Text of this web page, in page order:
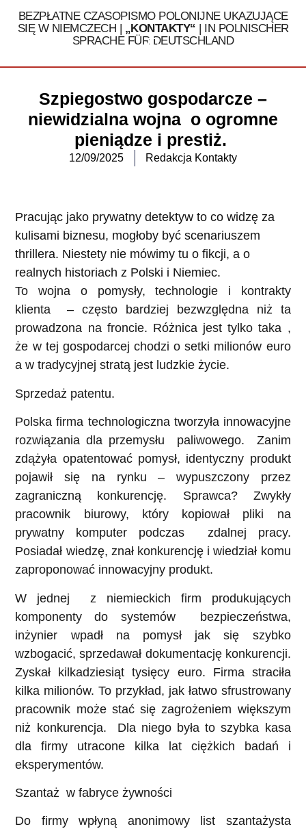
BEZPŁATNE CZASOPISMO POLONIJNE UKAZUJĄCE
SIĘ W NIEMCZECH | „KONTAKTY“ | IN POLNISCHER
SPRACHE FÜR DEUTSCHLAND
Tel. 030 / 324 16 32
Szpiegostwo gospodarcze –
niewidzialna wojna o ogromne
pieniądze i prestiż.
12/09/2025 Redakcja Kontakty
Pracując jako prywatny detektyw to co widzę za
kulisami biznesu, mogłoby być scenariuszem
thrillera. Niestety nie mówimy tu o fikcji, a o
realnych historiach z Polski i Niemiec.
To wojna o pomysły, technologie i kontrakty
klienta – często bardziej bezwzględna niż ta
prowadzona na froncie. Różnica jest tylko taka ,
że w tej gospodarcej chodzi o setki milionów euro
a w tradycyjnej stratą jest ludzkie życie.
Sprzedaż patentu.
Polska firma technologiczna tworzyła innowacyjne
rozwiązania dla przemysłu paliwowego. Zanim
zdążyła opatentować pomysł, identyczny produkt
pojawił się na rynku – wypuszczony przez
zagraniczną konkurencję. Sprawca? Zwykły
pracownik biurowy, który kopiował pliki na
prywatny komputer podczas zdalnej pracy.
Posiadał wiedzę, znał konkurencję i wiedział komu
zaproponować innowacyjny produkt.
W jednej z niemieckich firm produkujących
komponenty do systemów bezpieczeństwa,
inżynier wpadł na pomysł jak się szybko
wzbogacić, sprzedawał dokumentację konkurencji.
Zyskał kilkadziesiąt tysięcy euro. Firma straciła
kilka milionów. To przykład, jak łatwo sfrustrowany
pracownik może stać się zagrożeniem większym
niż konkurencja. Dla niego była to szybka kasa
dla firmy utracone kilka lat ciężkich badań i
eksperymentów.
Szantaż w fabryce żywności
Do firmy wpłyną anonimowy list szantażysta